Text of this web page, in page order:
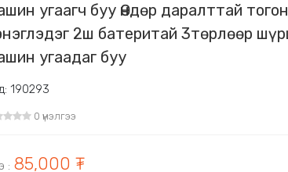
угаагч буу Өндөр даралттай
2ш батеритай 3төрлөөр
угаадаг буу
190293
0 үнэлгээ
: 85,000 ₮